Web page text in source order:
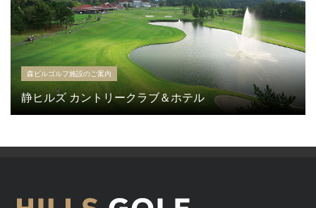
森ビルゴルフ施設のご案内
静ヒルズ カントリークラブ＆ホテル